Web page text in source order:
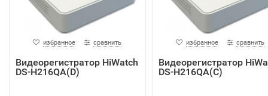
избранное сравнить
Видеорегистратор HiWatch
DS-H216QA(D)
избранное сравнить
Видеорегистратор
DS-H216QA(C)